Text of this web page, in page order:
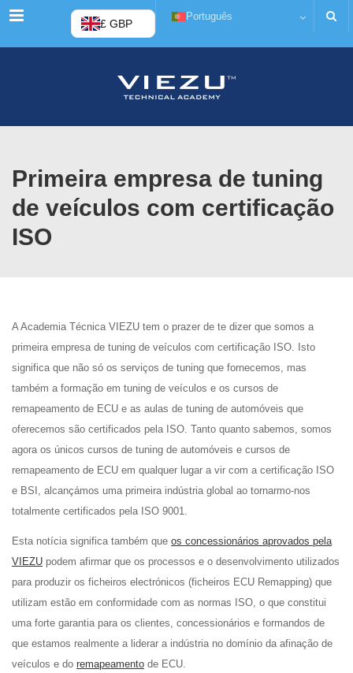
Cardápio £ GBP
Português
Primeira empresa de tuning
de veículos com certificação
ISO
A Academia Técnica VIEZU tem o prazer de te dizer que somos a
primeira empresa de tuning de veículos com certificação ISO. Isto
significa que não só os serviços de tuning que fornecemos, mas
também a formação em tuning de veículos e os cursos de
remapeamento de ECU e as aulas de tuning de automóveis que
oferecemos são certificados pela ISO. Tanto quanto sabemos, somos
agora os únicos cursos de tuning de automóveis e cursos de
remapeamento de ECU em qualquer lugar a vir com a certificação ISO
e BSI, alcançámos uma primeira indústria global ao tornarmo-nos
totalmente certificados pela ISO 9001.
Esta notícia significa também que os concessionários aprovados pela
VIEZU podem afirmar que os processos e o desenvolvimento utilizados
para produzir os ficheiros electrónicos (ficheiros ECU Remapping) que
utilizam estão em conformidade com as normas ISO, o que constitui
uma forte garantia para os clientes, concessionários e formandos de
que estamos realmente a liderar a indústria no domínio da afinação de
veículos e do remapeamento de ECU.